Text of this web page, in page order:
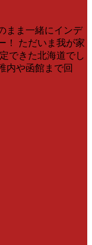
まま一緒にインデ
！ ただいま我が家
できた北海道でし
内や函館まで回